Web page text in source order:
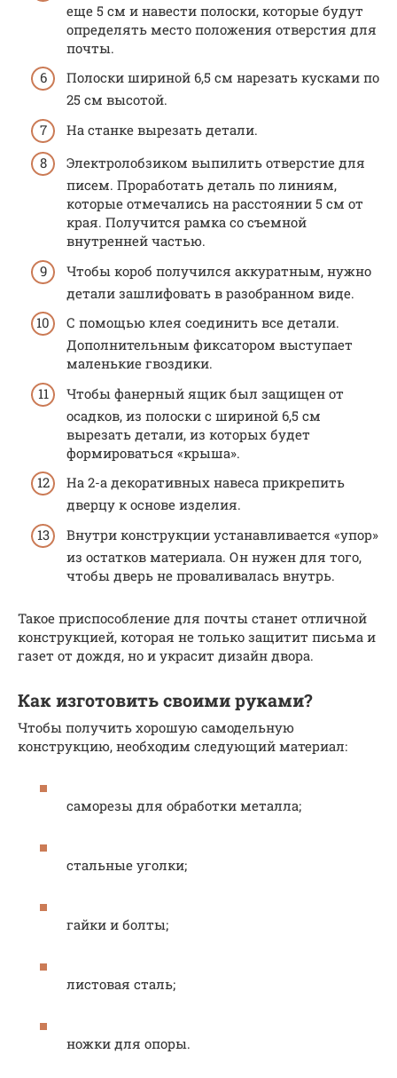
еще 5 см и навести полоски, которые будут
определять место положения отверстия для
почты.
Полоски шириной 6,5 см нарезать кусками по
25 см высотой.
На станке вырезать детали.
Электролобзиком выпилить отверстие для
писем. Проработать деталь по линиям,
которые отмечались на расстоянии 5 см от
края. Получится рамка со съемной
внутренней частью.
Чтобы короб получился аккуратным, нужно
детали зашлифовать в разобранном виде.
С помощью клея соединить все детали.
Дополнительным фиксатором выступает
маленькие гвоздики.
Чтобы фанерный ящик был защищен от
осадков, из полоски с шириной 6,5 см
вырезать детали, из которых будет
формироваться «крыша».
На 2-а декоративных навеса прикрепить
дверцу к основе изделия.
Внутри конструкции устанавливается «упор»
из остатков материала. Он нужен для того,
чтобы дверь не проваливалась внутрь.
Такое приспособление для почты станет отличной
конструкцией, которая не только защитит письма и
газет от дождя, но и украсит дизайн двора.
Как изготовить своими руками?
Чтобы получить хорошую самодельную
конструкцию, необходим следующий материал:
саморезы для обработки металла;
стальные уголки;
гайки и болты;
листовая сталь;
ножки для опоры.